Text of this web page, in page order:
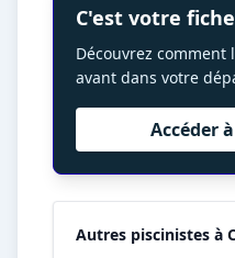
C'est votre
Découvrez
avant dans votre
Accéder
Autres piscinistes à